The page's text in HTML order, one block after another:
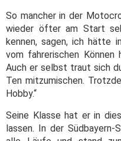
So mancher in der
wieder öfter am Start
kennen, sagen, ich hätte
vom fahrerischen Können
Auch er selbst traut sich
Ten mitzumischen.
Hobby.“
Seine Klasse hat er in
lassen. In der